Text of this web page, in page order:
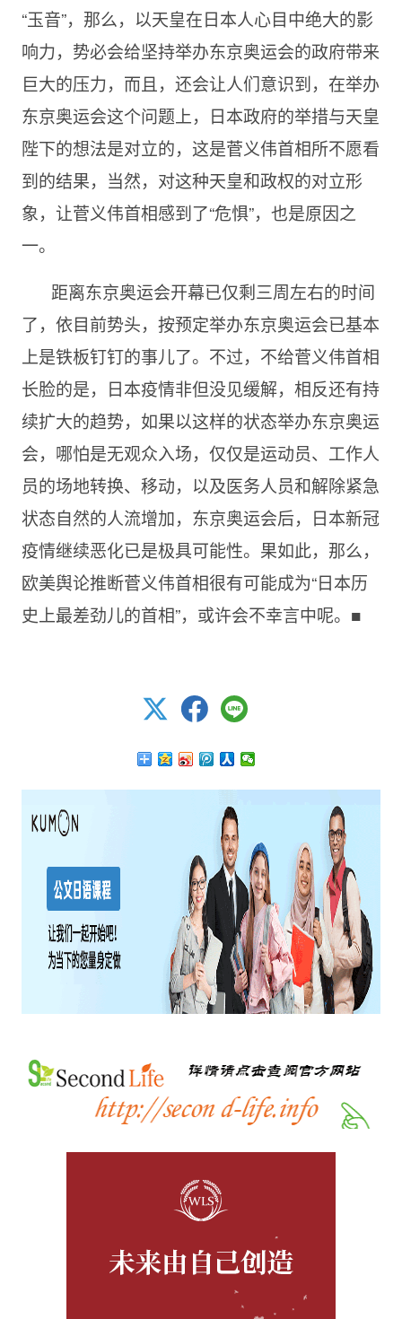
“玉音”，那么，以天皇在日本人心目中绝大的影
响力，势必会给坚持举办东京奥运会的政府带来
巨大的压力，而且，还会让人们意识到，在举办
东京奥运会这个问题上，日本政府的举措与天皇
陛下的想法是对立的，这是菅义伟首相所不愿看
到的结果，当然，对这种天皇和政权的对立形
象，让菅义伟首相感到了“危惧”，也是原因之
一。
距离东京奥运会开幕已仅剩三周左右的时间
了，依目前势头，按预定举办东京奥运会已基本
上是铁板钉钉的事儿了。不过，不给菅义伟首相
长脸的是，日本疫情非但没见缓解，相反还有持
续扩大的趋势，如果以这样的状态举办东京奥运
会，哪怕是无观众入场，仅仅是运动员、工作人
员的场地转换、移动，以及医务人员和解除紧急
状态自然的人流增加，东京奥运会后，日本新冠
疫情继续恶化已是极具可能性。果如此，那么，
欧美舆论推断菅义伟首相很有可能成为“日本历
史上最差劲儿的首相”，或许会不幸言中呢。■